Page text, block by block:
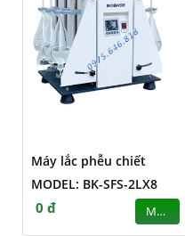
Máy lắc phễu chiết
MODEL: BK-SFS-2LX8
0 đ MUA